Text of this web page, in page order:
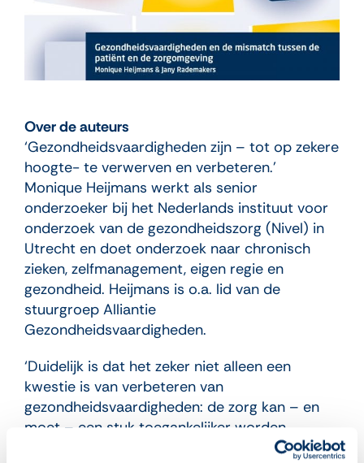
Over de auteurs
‘Gezondheidsvaardigheden zijn – tot op zekere
hoogte- te verwerven en verbeteren.’
Monique Heijmans werkt als senior
onderzoeker bij het Nederlands instituut voor
onderzoek van de gezondheidszorg (Nivel) in
Utrecht en doet onderzoek naar chronisch
zieken, zelfmanagement, eigen regie en
gezondheid. Heijmans is o.a. lid van de
stuurgroep Alliantie
Gezondheidsvaardigheden.
‘Duidelijk is dat het zeker niet alleen een
kwestie is van verbeteren van
gezondheidsvaardigheden: de zorg kan – en
moet – een stuk toegankelijker worden
gemaakt.’ Jany Rademakers is ontwikkelings-